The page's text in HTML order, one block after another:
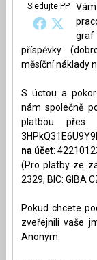
Sledujte PP
graf
příspěvky
měsíční náklady
S úctou a
nám společně
platbou přes
na účet:
(Pro platby ze
2329, BIC: GIBA
Pokud chcete
zveřejnili vaše
Anonym.